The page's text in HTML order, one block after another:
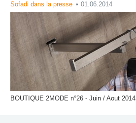
Sofadi dans la presse 01.06.2014
BOUTIQUE 2MODE n°26 - Juin / Aout 2014